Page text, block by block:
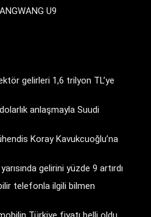
U9
gelirleri 1,6 trilyon TL’ye
anlaşmayla Suudi
Koray Kavukcuoğlu’na
gelirini yüzde 9 artırdı
telefonla ilgili bilmen